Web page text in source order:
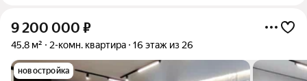
9 200 000 ₽
45,8 м² 2-комн. квартира 16 этаж из 26
новостройка